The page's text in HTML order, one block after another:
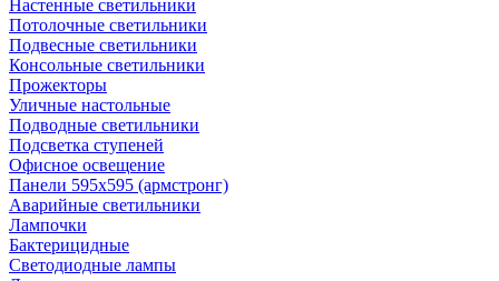
Настенные светильники
Потолочные светильники
Подвесные светильники
Консольные светильники
Прожекторы
Уличные настольные
Подводные светильники
Подсветка ступеней
Офисное освещение
Панели 595х595 (армстронг)
Аварийные светильники
Лампочки
Бактерицидные
Светодиодные лампы